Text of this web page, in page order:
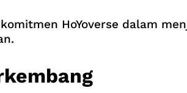
HoYoverse dalam